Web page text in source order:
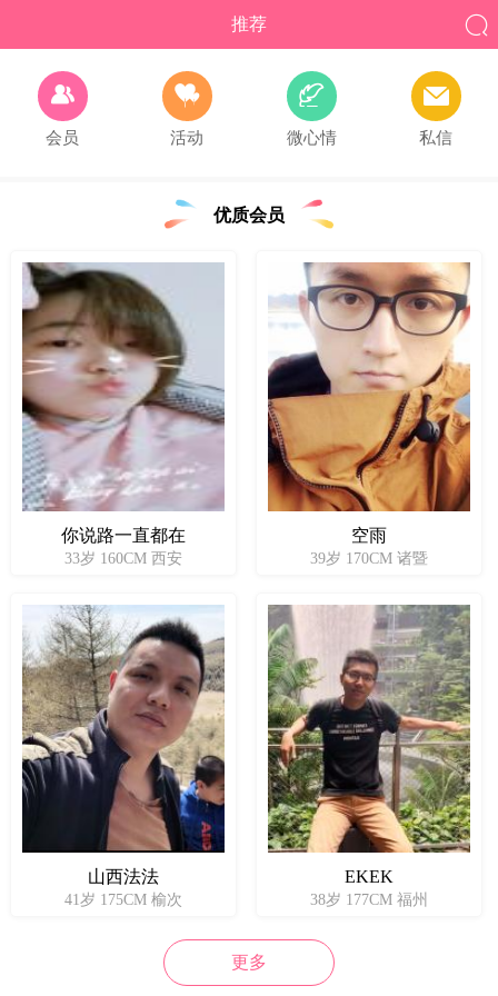
推荐 

会员

活动

微心情

私信
优质会员
你说路一直都在
33岁 160CM 西安
空雨
39岁 170CM 诸暨
山西法法
41岁 175CM 榆次
EKEK
38岁 177CM 福州
更多